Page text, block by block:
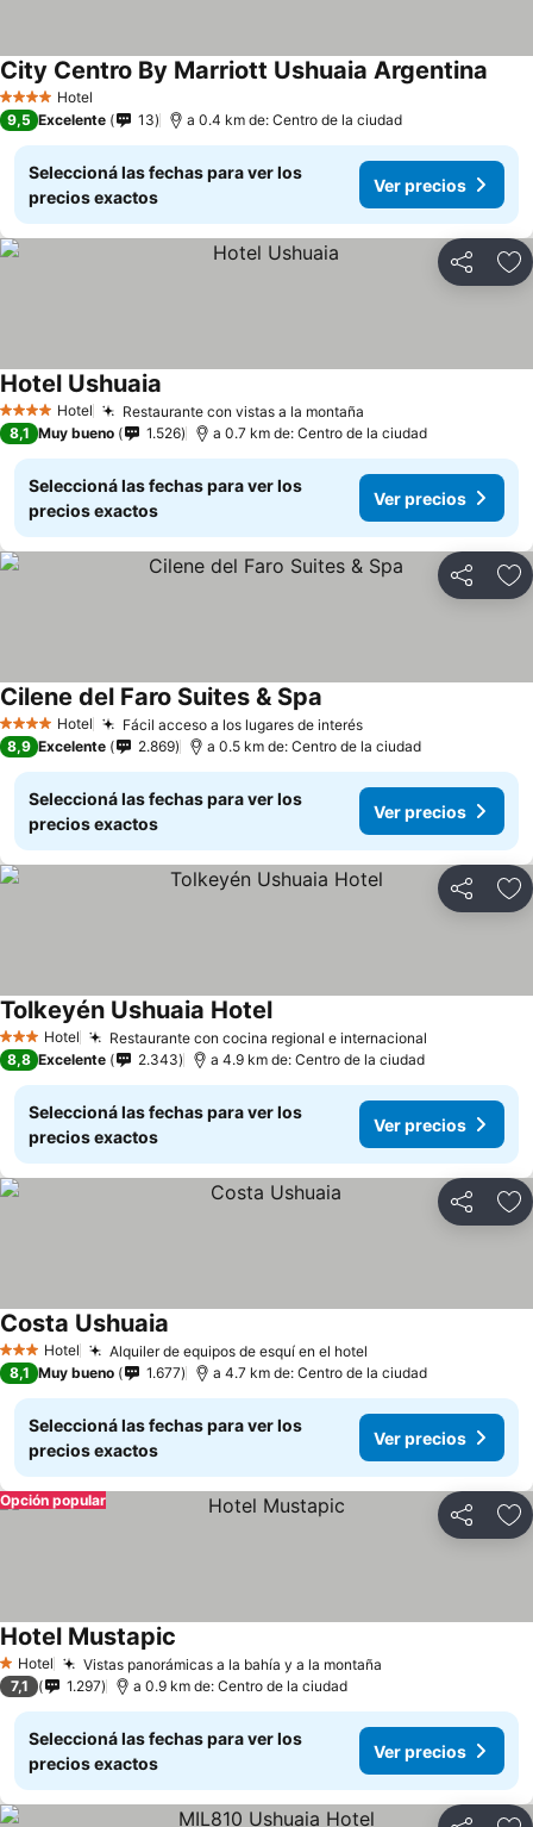
4 EstrellasHotel
City Centro By Marriott Ushuaia Argentina
9,5 Excelente 13 a 0.4 km de: Centro de la ciudad
Seleccioná las fechas para ver los
precios exactos
Ver precios
Compartir
4 EstrellasHotel Restaurante con vistas a la montaña
Hotel Ushuaia
8,1 Muy bueno 1.526 a 0.7 km de: Centro de la ciudad
Seleccioná las fechas para ver los
precios exactos
Ver precios
Compartir
4 EstrellasHotel Fácil acceso a los lugares de interés
Cilene del Faro Suites & Spa
8,9 Excelente 2.869 a 0.5 km de: Centro de la ciudad
Seleccioná las fechas para ver los
precios exactos
Ver precios
Compartir
3 Estrellas
Hotel Restaurante con cocina regional e internacional
Tolkeyén Ushuaia Hotel
8,8 Excelente 2.343 a 4.9 km de: Centro de la ciudad
Seleccioná las fechas para ver los
precios exactos
Ver precios
Compartir
3 Estrellas
Hotel Alquiler de equipos de esquí en el hotel
Costa Ushuaia
8,1 Muy bueno 1.677 a 4.7 km de: Centro de la ciudad
Seleccioná las fechas para ver los
precios exactos
Ver precios
Compartir
Opción popular
1 Estrellas
Hotel Vistas panorámicas a la bahía y a la montaña
Hotel Mustapic
7,1 1.297 a 0.9 km de: Centro de la ciudad
Seleccioná las fechas para ver los
precios exactos
Ver precios